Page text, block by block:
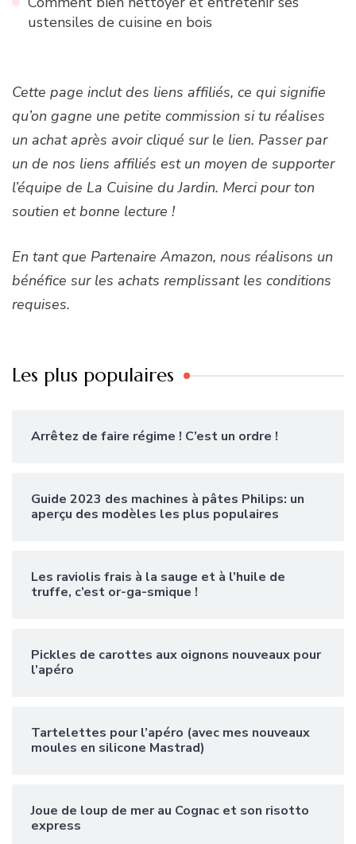
ustensiles de cuisine en bois
Cette page inclut des liens affiliés, ce qui signifie
qu’on gagne une petite commission si tu réalises
un achat après avoir cliqué sur le lien. Passer par
un de nos liens affiliés est un moyen de supporter
l’équipe de La Cuisine du Jardin. Merci pour ton
soutien et bonne lecture !
En tant que Partenaire Amazon, nous réalisons un
bénéfice sur les achats remplissant les conditions
requises.
Les plus populaires
Arrêtez de faire régime ! C’est un ordre !
Guide 2023 des machines à pâtes Philips: un
aperçu des modèles les plus populaires
Les raviolis frais à la sauge et à l’huile de
truffe, c’est or-ga-smique !
Pickles de carottes aux oignons nouveaux pour
l’apéro
Tartelettes pour l’apéro (avec mes nouveaux
moules en silicone Mastrad)
Joue de loup de mer au Cognac et son risotto
express